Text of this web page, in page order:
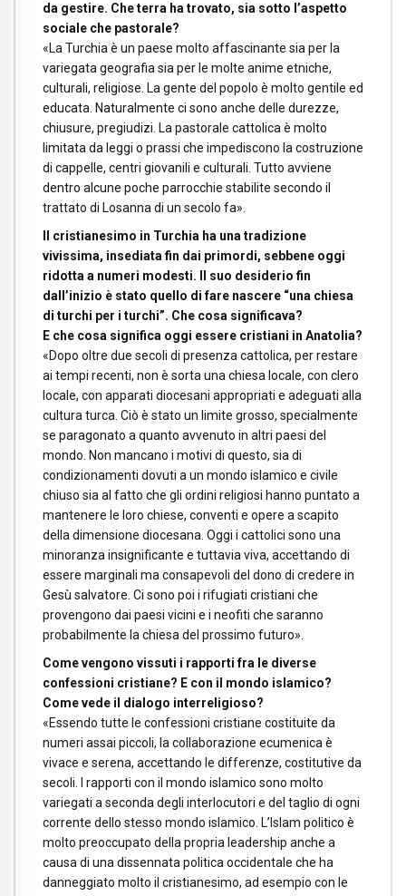
da gestire. Che terra ha trovato, sia sotto l’aspetto
sociale che pastorale?
«La Turchia è un paese molto affascinante sia per la
variegata geografia sia per le molte anime etniche,
culturali, religiose. La gente del popolo è molto gentile ed
educata. Naturalmente ci sono anche delle durezze,
chiusure, pregiudizi. La pastorale cattolica è molto
limitata da leggi o prassi che impediscono la costruzione
di cappelle, centri giovanili e culturali. Tutto avviene
dentro alcune poche parrocchie stabilite secondo il
trattato di Losanna di un secolo fa».
Il cristianesimo in Turchia ha una tradizione
vivissima, insediata fin dai primordi, sebbene oggi
ridotta a numeri modesti. Il suo desiderio fin
dall’inizio è stato quello di fare nascere “una chiesa
di turchi per i turchi”. Che cosa significava?
E che cosa significa oggi essere cristiani in Anatolia?
«Dopo oltre due secoli di presenza cattolica, per restare
ai tempi recenti, non è sorta una chiesa locale, con clero
locale, con apparati diocesani appropriati e adeguati alla
cultura turca. Ciò è stato un limite grosso, specialmente
se paragonato a quanto avvenuto in altri paesi del
mondo. Non mancano i motivi di questo, sia di
condizionamenti dovuti a un mondo islamico e civile
chiuso sia al fatto che gli ordini religiosi hanno puntato a
mantenere le loro chiese, conventi e opere a scapito
della dimensione diocesana. Oggi i cattolici sono una
minoranza insignificante e tuttavia viva, accettando di
essere marginali ma consapevoli del dono di credere in
Gesù salvatore. Ci sono poi i rifugiati cristiani che
provengono dai paesi vicini e i neofiti che saranno
probabilmente la chiesa del prossimo futuro».
Come vengono vissuti i rapporti fra le diverse
confessioni cristiane? E con il mondo islamico?
Come vede il dialogo interreligioso?
«Essendo tutte le confessioni cristiane costituite da
numeri assai piccoli, la collaborazione ecumenica è
vivace e serena, accettando le differenze, costitutive da
secoli. I rapporti con il mondo islamico sono molto
variegati a seconda degli interlocutori e del taglio di ogni
corrente dello stesso mondo islamico. L’Islam politico è
molto preoccupato della propria leadership anche a
causa di una dissennata politica occidentale che ha
danneggiato molto il cristianesimo, ad esempio con le